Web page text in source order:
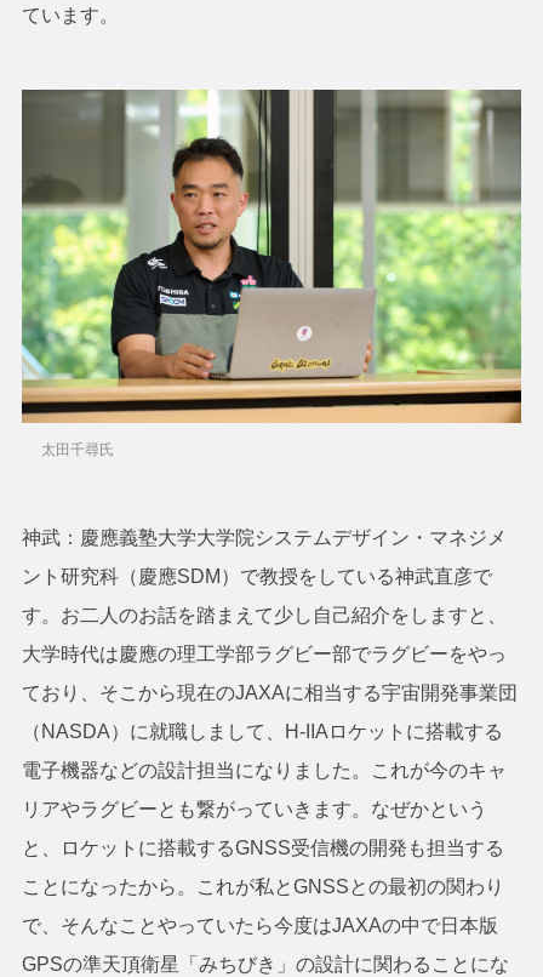
ています。
太田千尋氏
神武：慶應義塾大学大学院システムデザイン・マネジメ
ント研究科（慶應SDM）で教授をしている神武直彦で
す。お二人のお話を踏まえて少し自己紹介をしますと、
大学時代は慶應の理工学部ラグビー部でラグビーをやっ
ており、そこから現在のJAXAに相当する宇宙開発事業団
（NASDA）に就職しまして、H-IIAロケットに搭載する
電子機器などの設計担当になりました。これが今のキャ
リアやラグビーとも繋がっていきます。なぜかという
と、ロケットに搭載するGNSS受信機の開発も担当する
ことになったから。これが私とGNSSとの最初の関わり
で、そんなことやっていたら今度はJAXAの中で日本版
GPSの準天頂衛星「みちびき」の設計に関わることにな